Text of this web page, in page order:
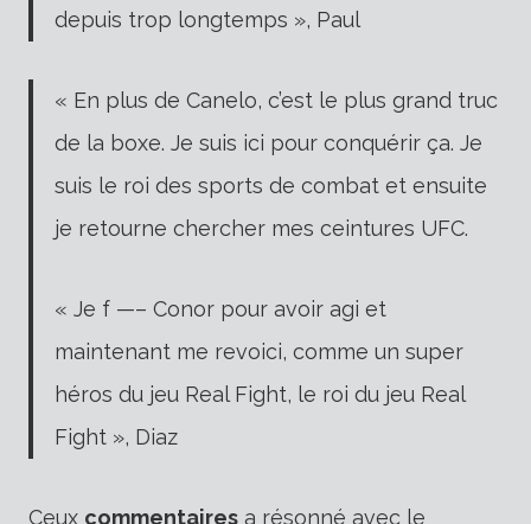
depuis trop longtemps », Paul
« En plus de Canelo, c’est le plus grand truc
de la boxe. Je suis ici pour conquérir ça. Je
suis le roi des sports de combat et ensuite
je retourne chercher mes ceintures UFC.
« Je f —– Conor pour avoir agi et
maintenant me revoici, comme un super
héros du jeu Real Fight, le roi du jeu Real
Fight », Diaz
Ceux commentaires a résonné avec le